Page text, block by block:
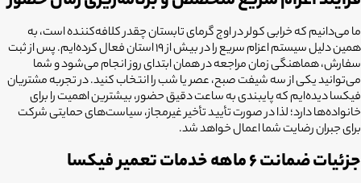
ما می‌دانیم که خرابی کولر در اوج گرمای تابستان چقدر کلافه‌کننده است، به
همین دلیل سیستم اعزام سریع را در بیش از 19 استان فعال کرده‌ایم. پس از ثبت
سفارش، هماهنگی زمان مراجعه در همان ابتدای روز انجام می‌شود و شما
می‌توانید یکی از سه شیفت صبح، عصر یا شب را انتخاب کنید. در تجربه مشتریان
فیکسا دیده‌ایم که پایبندی به ساعت دقیق حضور، بیشترین اهمیت را برای
خانواده‌ها دارد؛ لذا در صورت تأیید تأخیر غیرمجاز، سیاست‌های حمایتی شرکت
برای جبران رضایت شما اعمال خواهد شد.
جزئیات ضمانت ۶ ماهه خدمات تعمیر فیکسا